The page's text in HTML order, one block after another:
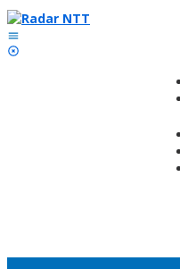
Lewati
ke
konten